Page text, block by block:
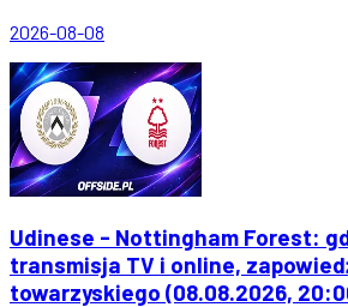
2026-08-08
Udinese - Nottingham Forest:
transmisja TV i online,
towarzyskiego (08.08.2026,